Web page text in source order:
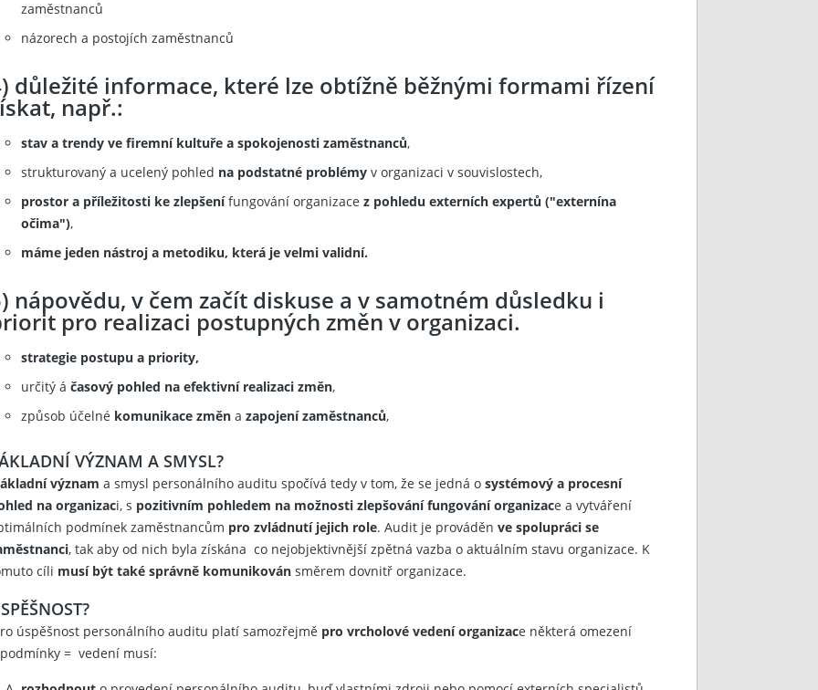
zaměstnanců
názorech a postojích zaměstnanců
důležité informace, které lze obtížně běžnými formami řízení
např.:
stav a trendy ve firemní kultuře a spokojenosti zaměstnanců,
strukturovaný a ucelený pohled na podstatné problémy v organizaci v souvislostech,
prostor a příležitosti ke zlepšenífungování organizace z pohledu externích expertů ("externína
očima"),
máme jeden nástroj a metodiku, která je velmi validní.
nápovědu, v čem začít diskuse a v samotném důsledku i
pro realizaci postupných změn v organizaci.
strategie postupu a priority,
určitý á časový pohled na efektivní realizaci změn,
způsob účelné komunikace změn a zapojení zaměstnanců,
VÝZNAM A SMYSL?
význam a smysl personálního auditu spočívá tedy v tom, že se jedná o systémový a procesní
na organizaci, s pozitivním pohledem na možnosti zlepšování fungování organizace a vytváření
podmínek zaměstnancům pro zvládnutí jejich role. Audit je prováděn ve spolupráci se
, tak aby od nich byla získána co nejobjektivnější zpětná vazba o aktuálním stavu organizace. K
cíli musí být také správně komunikován směrem dovnitř organizace.
úspěšnost personálního auditu platí samozřejmě pro vrcholové vedení organizace některá omezení
= vedení musí: